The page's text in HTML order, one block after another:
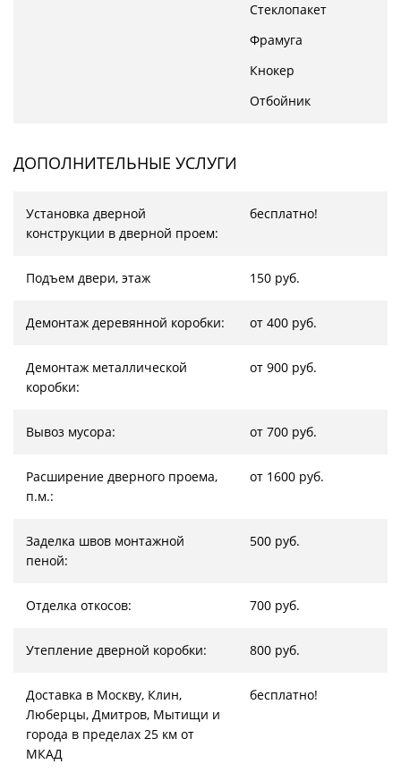
Стеклопакет
Фрамуга
Кнокер
Отбойник
ДОПОЛНИТЕЛЬНЫЕ УСЛУГИ
Установка дверной
конструкции в дверной проем:
бесплатно!
Подъем двери, этаж 150 руб.
Демонтаж деревянной коробки: от 400 руб.
Демонтаж металлической
коробки:
от 900 руб.
Вывоз мусора: от 700 руб.
Расширение дверного проема,
п.м.:
от 1600 руб.
Заделка швов монтажной
пеной:
500 руб.
Отделка откосов: 700 руб.
Утепление дверной коробки: 800 руб.
Доставка в Москву, Клин,
Люберцы, Дмитров, Мытищи и
города в пределах 25 км от
МКАД
бесплатно!